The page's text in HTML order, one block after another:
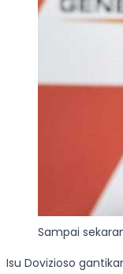
Sampai
Isu Dovizioso